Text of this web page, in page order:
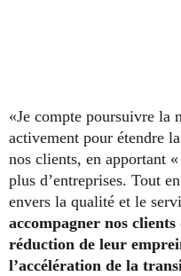
«Je compte poursuivre la
activement pour étendre
nos clients, en apportant
plus d’entreprises. Tout
envers la qualité et le
accompagner nos
réduction de leur
l’accélération de la